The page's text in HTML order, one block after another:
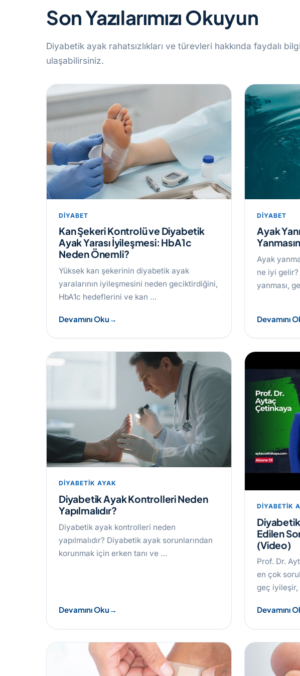
Son Yazılarımızı Okuyun
Diyabetik ayak rahatsızlıkları ve türevleri hakkında faydalı
ulaşabilirsiniz.
DIYABET
Kan Şekeri Kontrolü ve Diyabetik
Ayak Yarası İyileşmesi: HbA1c
Neden Önemli?
Yüksek kan şekerinin diyabetik ayak
yaralarının iyileşmesini neden geciktirdiğini,
HbA1c hedeflerini ve kan …
Devamını Oku
DIYABET
Ayak
Ayak
ne iyi gelir?
yanması,
Devamını
DIYABETIK AYAK
Diyabetik Ayak Kontrolleri Neden
Yapılmalıdır?
Diyabetik ayak kontrolleri neden
yapılmalıdır? Diyabetik ayak sorunlarından
korunmak için erken tanı ve …
Devamını Oku
DIYABETIK
Edilen
(Video)
Prof. Dr.
en çok
geç
Devamını